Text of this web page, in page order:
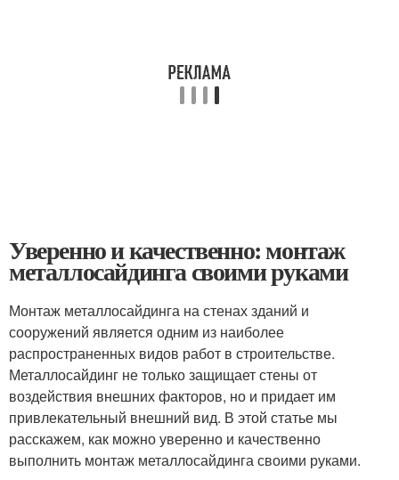
Уверенно и качественно: монтаж
металлосайдинга своими руками
Монтаж металлосайдинга на стенах зданий и
сооружений является одним из наиболее
распространенных видов работ в строительстве.
Металлосайдинг не только защищает стены от
воздействия внешних факторов, но и придает им
привлекательный внешний вид. В этой статье мы
расскажем, как можно уверенно и качественно
выполнить монтаж металлосайдинга своими руками.